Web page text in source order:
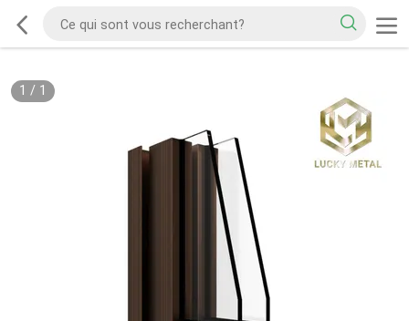
1 / 1